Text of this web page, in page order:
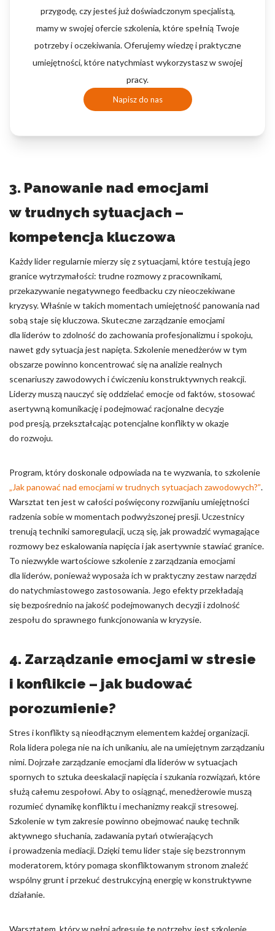
przygodę, czy jesteś już doświadczonym specjalistą,
mamy w swojej ofercie szkolenia, które spełnią Twoje
potrzeby i oczekiwania. Oferujemy wiedzę i praktyczne
umiejętności, które natychmiast wykorzystasz w swojej
pracy.
Napisz do nas
3. Panowanie nad emocjami
w trudnych sytuacjach –
kompetencja kluczowa
Każdy lider regularnie mierzy się z sytuacjami, które testują jego
granice wytrzymałości: trudne rozmowy z pracownikami,
przekazywanie negatywnego feedbacku czy nieoczekiwane
kryzysy. Właśnie w takich momentach umiejętność panowania nad
sobą staje się kluczowa. Skuteczne zarządzanie emocjami
dla liderów to zdolność do zachowania profesjonalizmu i spokoju,
nawet gdy sytuacja jest napięta. Szkolenie menedżerów w tym
obszarze powinno koncentrować się na analizie realnych
scenariuszy zawodowych i ćwiczeniu konstruktywnych reakcji.
Liderzy muszą nauczyć się oddzielać emocje od faktów, stosować
asertywną komunikację i podejmować racjonalne decyzje
pod presją, przekształcając potencjalne konflikty w okazje
do rozwoju.
Program, który doskonale odpowiada na te wyzwania, to szkolenie
„Jak panować nad emocjami w trudnych sytuacjach zawodowych?”.
Warsztat ten jest w całości poświęcony rozwijaniu umiejętności
radzenia sobie w momentach podwyższonej presji. Uczestnicy
trenują techniki samoregulacji, uczą się, jak prowadzić wymagające
rozmowy bez eskalowania napięcia i jak asertywnie stawiać granice.
To niezwykle wartościowe szkolenie z zarządzania emocjami
dla liderów, ponieważ wyposaża ich w praktyczny zestaw narzędzi
do natychmiastowego zastosowania. Jego efekty przekładają
się bezpośrednio na jakość podejmowanych decyzji i zdolność
zespołu do sprawnego funkcjonowania w kryzysie.
4. Zarządzanie emocjami w stresie
i konflikcie – jak budować
porozumienie?
Stres i konflikty są nieodłącznym elementem każdej organizacji.
Rola lidera polega nie na ich unikaniu, ale na umiejętnym zarządzaniu
nimi. Dojrzałe zarządzanie emocjami dla liderów w sytuacjach
spornych to sztuka deeskalacji napięcia i szukania rozwiązań, które
służą całemu zespołowi. Aby to osiągnąć, menedżerowie muszą
rozumieć dynamikę konfliktu i mechanizmy reakcji stresowej.
Szkolenie w tym zakresie powinno obejmować naukę technik
aktywnego słuchania, zadawania pytań otwierających
i prowadzenia mediacji. Dzięki temu lider staje się bezstronnym
moderatorem, który pomaga skonfliktowanym stronom znaleźć
wspólny grunt i przekuć destrukcyjną energię w konstruktywne
działanie.
Warsztatem, który w pełni adresuje te potrzeby, jest szkolenie